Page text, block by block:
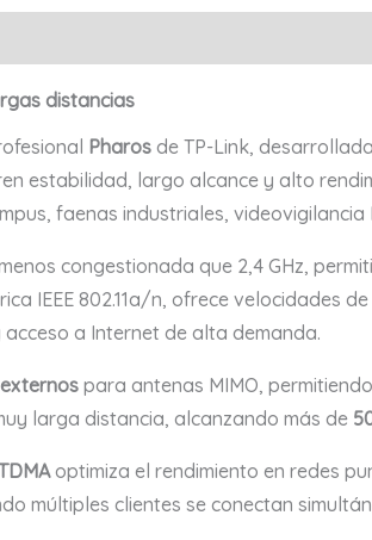
Link
distancias
Pharos de TP-Link,
estabilidad, largo alcance y alto
faenas industriales, videovigilancia
congestionada que 2,4 GHz,
IEEE 802.11a/n, ofrece velocidades
a Internet de alta demanda.
para antenas MIMO,
larga distancia, alcanzando más de
optimiza el rendimiento en redes
múltiples clientes se conectan